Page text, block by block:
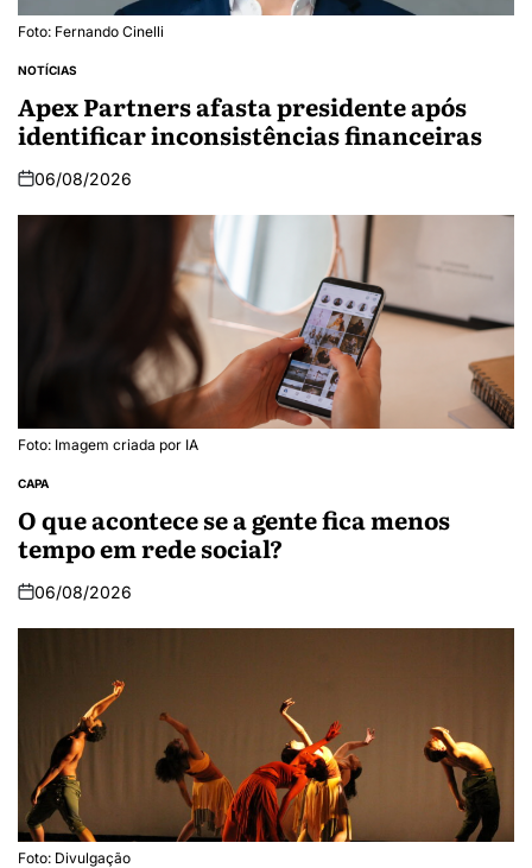
Foto: Fernando Cinelli
NOTÍCIAS
Apex Partners afasta presidente após
identificar inconsistências financeiras
06/08/2026
Foto: Imagem criada por IA
CAPA
O que acontece se a gente fica menos
tempo em rede social?
06/08/2026
Foto: Divulgação